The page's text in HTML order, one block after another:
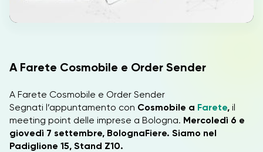
A Farete Cosmobile e Order Sender
A Farete Cosmobile e Order Sender
Segnati l’appuntamento con Cosmobile a Farete, il
meeting point delle imprese a Bologna. Mercoledì 6 e
giovedì 7 settembre, BolognaFiere. Siamo nel
Padiglione 15, Stand Z10.